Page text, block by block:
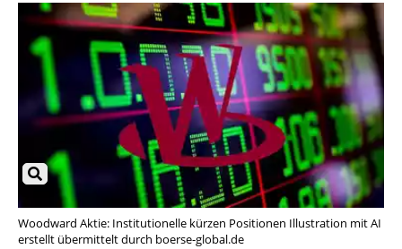
Woodward Aktie: Institutionelle kürzen Positionen Illustration mit AI
erstellt übermittelt durch boerse-global.de